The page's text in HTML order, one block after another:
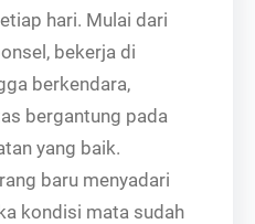
hari. Mulai dari
bekerja di
berkendara,
bergantung pada
yang baik.
baru menyadari
kondisi mata sudah